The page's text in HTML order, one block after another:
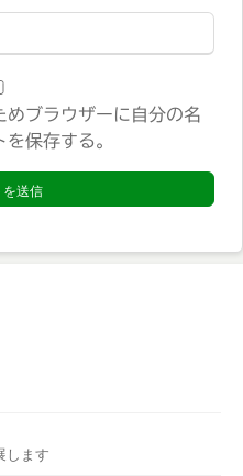
めブラウザーに自分の名
保存する。
します